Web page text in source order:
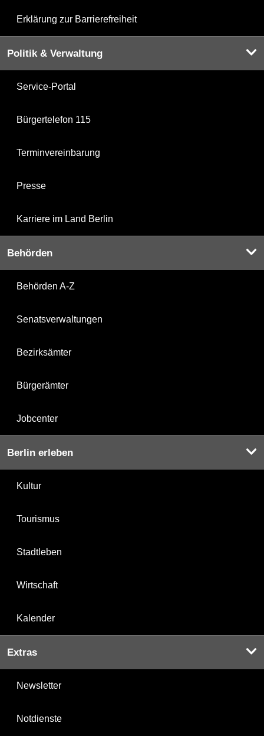
Erklärung zur Barrierefreiheit
Politik & Verwaltung
Service-Portal
Bürgertelefon 115
Terminvereinbarung
Presse
Karriere im Land Berlin
Behörden
Behörden A-Z
Senatsverwaltungen
Bezirksämter
Bürgerämter
Jobcenter
Berlin erleben
Kultur
Tourismus
Stadtleben
Wirtschaft
Kalender
Extras
Newsletter
Notdienste